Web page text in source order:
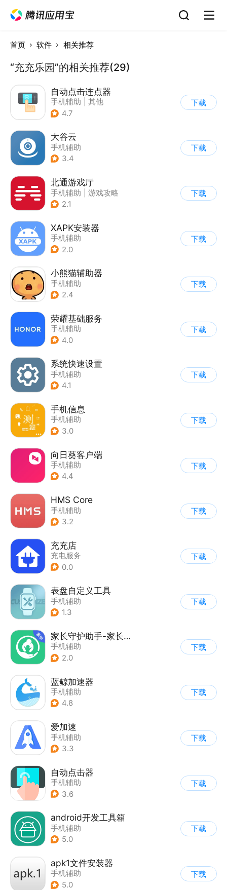
首页 软件 相关推荐
“充充乐园”的相关推荐(29)
自动点击连点器
手机辅助
其他
4.7
下载
大谷云
手机辅助
3.4
下载
北通游戏厅
手机辅助
游戏攻略
2.1
下载
XAPK安装器
手机辅助
2.0
下载
小熊猫辅助器
手机辅助
2.4
下载
荣耀基础服务
手机辅助
4.0
下载
系统快速设置
手机辅助
4.1
下载
手机信息
手机辅助
3.0
下载
向日葵客户端
手机辅助
4.4
下载
HMS Core
手机辅助
3.2
下载
充充店
充电服务
0.0
下载
表盘自定义工具
手机辅助
1.3
下载
家长守护助手-家长端
手机辅助
2.0
下载
蓝鲸加速器
手机辅助
4.8
下载
爱加速
手机辅助
3.3
下载
自动点击器
手机辅助
3.6
下载
android开发工具箱
手机辅助
5.0
下载
apk1文件安装器
手机辅助
5.0
下载